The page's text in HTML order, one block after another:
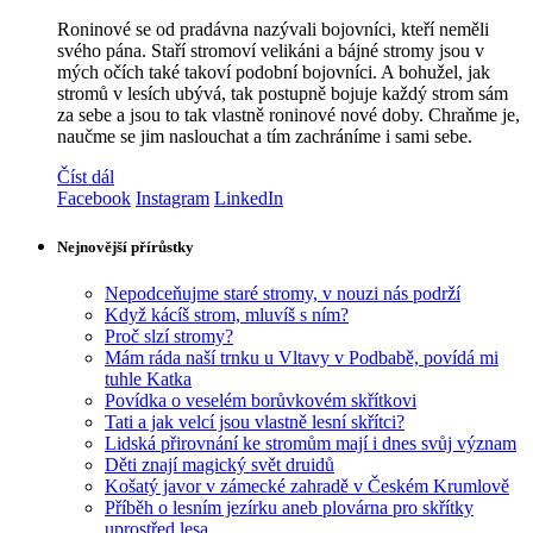
Roninové se od pradávna nazývali bojovníci, kteří neměli
svého pána. Staří stromoví velikáni a bájné stromy jsou v
mých očích také takoví podobní bojovníci. A bohužel, jak
stromů v lesích ubývá, tak postupně bojuje každý strom sám
za sebe a jsou to tak vlastně roninové nové doby. Chraňme je,
naučme se jim naslouchat a tím zachráníme i sami sebe.
Číst dál
Facebook Instagram LinkedIn
Nejnovější přírůstky
Nepodceňujme staré stromy, v nouzi nás podrží
Když kácíš strom, mluvíš s ním?
Proč slzí stromy?
Mám ráda naší trnku u Vltavy v Podbabě, povídá mi
tuhle Katka
Povídka o veselém borůvkovém skřítkovi
Tati a jak velcí jsou vlastně lesní skřítci?
Lidská přirovnání ke stromům mají i dnes svůj význam
Děti znají magický svět druidů
Košatý javor v zámecké zahradě v Českém Krumlově
Příběh o lesním jezírku aneb plovárna pro skřítky